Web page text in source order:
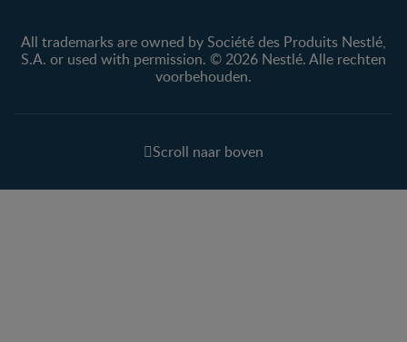
All trademarks are owned by Société des Produits Nestlé,
S.A. or used with permission. © 2026 Nestlé. Alle rechten
voorbehouden.
Scroll naar boven